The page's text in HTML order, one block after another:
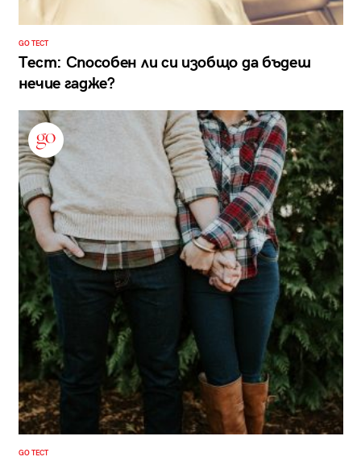
GO ТЕСТ
Тест: Способен ли си изобщо да бъдеш
нечие гадже?
GO ТЕСТ